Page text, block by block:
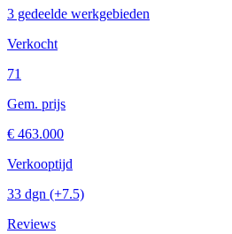
3 gedeelde werkgebieden
Verkocht
71
Gem. prijs
€ 463.000
Verkooptijd
33 dgn (+7.5)
Reviews